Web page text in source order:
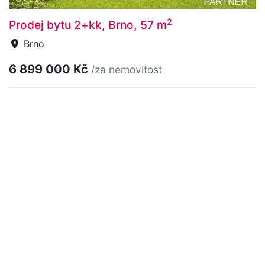
Prodej bytu 2+kk, Brno, 57 m2
Brno
6 899 000 Kč /za nemovitost